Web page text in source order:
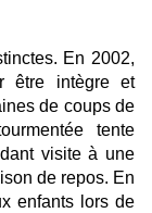
En 2002,
être intègre et
de coups de
tente
visite à une
de repos. En
enfants lors de